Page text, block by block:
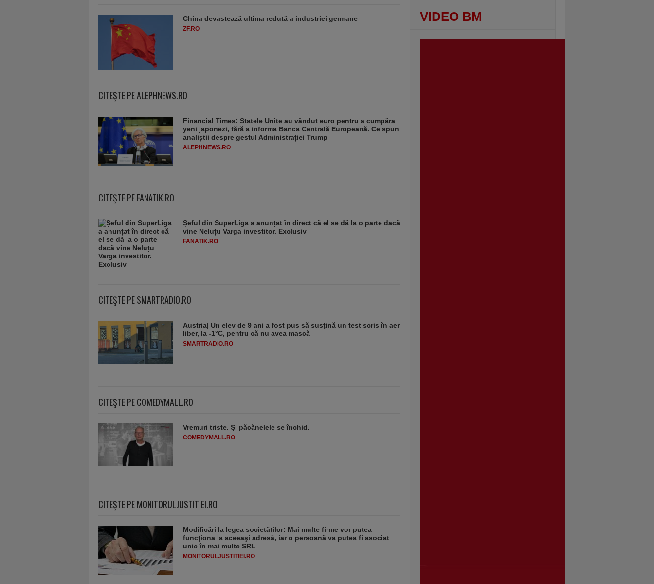
China devastează ultima redută a industriei germane
ZF.RO
CITEŞTE PE ALEPHNEWS.RO
Financial Times: Statele Unite au vândut euro pentru a cumpăra
yeni japonezi, fără a informa Banca Centrală Europeană. Ce spun
analiștii despre gestul Administrației Trump
ALEPHNEWS.RO
CITEŞTE PE FANATIK.RO
Șeful din SuperLiga a anunțat în direct că el se dă la o parte dacă
vine Neluțu Varga investitor. Exclusiv
FANATIK.RO
CITEŞTE PE SMARTRADIO.RO
Austria| Un elev de 9 ani a fost pus să susţină un test scris în aer
liber, la -1°C, pentru că nu avea mască
SMARTRADIO.RO
CITEŞTE PE COMEDYMALL.RO
Vremuri triste. Şi păcănelele se închid.
COMEDYMALL.RO
CITEŞTE PE MONITORULJUSTITIEI.RO
Modificări la legea societăţilor: Mai multe firme vor putea
funcţiona la aceeaşi adresă, iar o persoană va putea fi asociat
unic în mai multe SRL
MONITORULJUSTITIEI.RO
VIDEO BM